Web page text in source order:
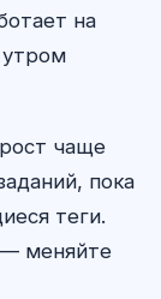
на
чаще
пока
теги.
— меняйте